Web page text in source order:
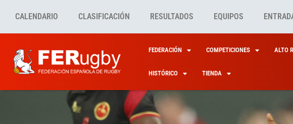
CALENDARIO CLASIFICACIÓN RESULTADOS EQUIPOS
FEDERACIÓN COMPETICIONES ALTO
HISTÓRICO TIENDA